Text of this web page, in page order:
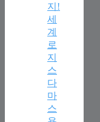
지!
세
계
로
지
스
다
마
스